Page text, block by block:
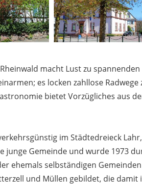
macht Lust zu
es locken zahllose
bietet Vorzügliches aus
im Städtedreieck
junge Gemeinde und wurde 1973
ehemals selbständigen
und Müllen gebildet, die damit